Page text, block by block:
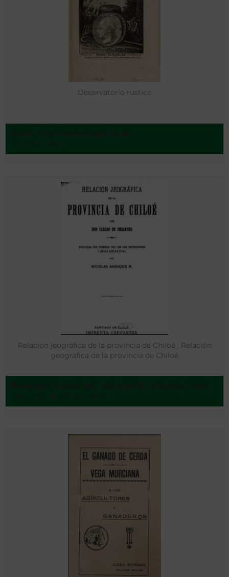
Observatorio rustico
Relacion jeográfica de la provincia de Chiloé ; Relación
geográfica de la provincia de Chiloé